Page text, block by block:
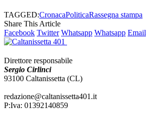
TAGGED:CronacaPoliticaRassegna stampa
Share This Article
Facebook Twitter Whatsapp Whatsapp Email
Direttore responsabile
Sergio Cirlinci
93100 Caltanissetta (CL)
redazione@caltanissetta401.it
P:Iva: 01392140859